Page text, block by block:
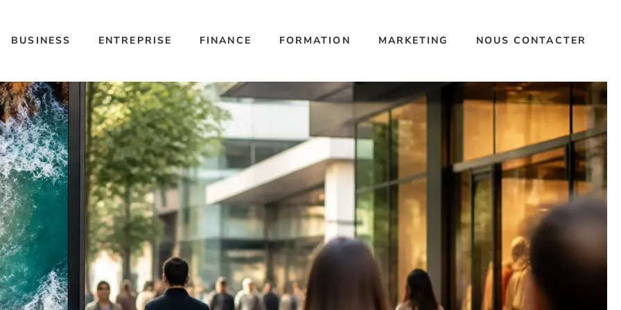
BUSINESS ENTREPRISE FINANCE FORMATION MARKETING NOUS CONTACTER